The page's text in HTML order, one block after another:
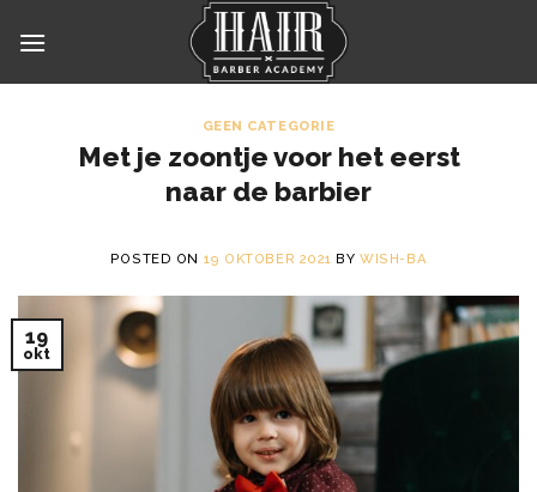
GEEN CATEGORIE
Met je zoontje voor het eerst
naar de barbier
POSTED ON 19 OKTOBER 2021 BYWISH-BA
19
okt